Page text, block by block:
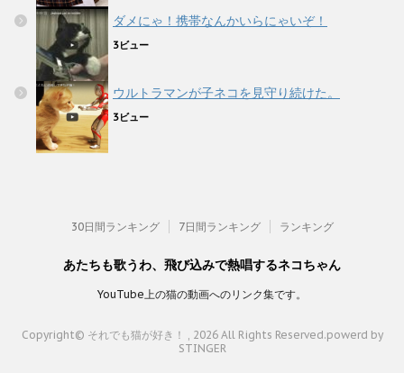
ダメにゃ！携帯なんかいらにゃいぞ！
3ビュー
ウルトラマンが子ネコを見守り続けた。
3ビュー
30日間ランキング 7日間ランキング ランキング
あたちも歌うわ、飛び込みで熱唱するネコちゃん
YouTube上の猫の動画へのリンク集です。
Copyright© それでも猫が好き！ , 2026 All Rights Reserved.powerd by
STINGER